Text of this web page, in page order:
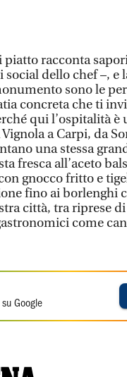
piatto racconta
dello chef –, e
sono le
concreta che ti
qui l’ospitalità
a Carpi, da
una stessa
fresca all’aceto
gnocco fritto e
fino ai borlenghi
città, tra riprese
come
Google